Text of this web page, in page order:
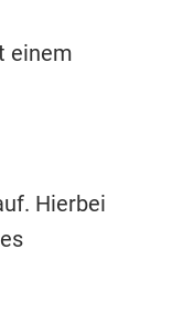
einem
Hierbei